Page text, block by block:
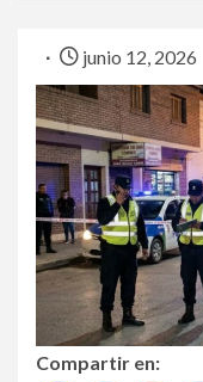
junio 12, 2026
Compartir en: